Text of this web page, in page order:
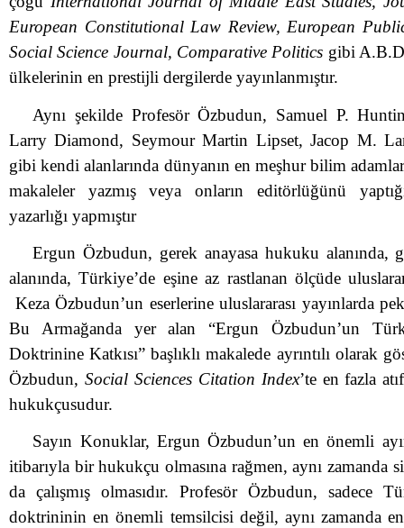
European Constitutional Law Review, European
Social Science Journal, Comparative Politics gibi
ülkelerinin en prestijli dergilerde yayınlanmıştır.
Aynı şekilde Profesör Özbudun, Samuel P.
Larry Diamond, Seymour Martin Lipset, Jacop M.
gibi kendi alanlarında dünyanın en meşhur bilim
makaleler yazmış veya onların editörlüğünü
yazarlığı yapmıştır
Ergun Özbudun, gerek anayasa hukuku alanında,
alanında, Türkiye’de eşine az rastlanan ölçüde
Keza Özbudun’un eserlerine uluslararası yayınlarda
Bu Armağanda yer alan “Ergun Özbudun’un
Doktrinine Katkısı” başlıklı makalede ayrıntılı olarak
Özbudun, Social Sciences Citation Index’te en fazla
hukukçusudur.
Sayın Konuklar, Ergun Özbudun’un en önemli
itibarıyla bir hukukçu olmasına rağmen, aynı zamanda
da çalışmış olmasıdır. Profesör Özbudun, sadece
doktrininin en önemli temsilcisi değil, aynı zamanda